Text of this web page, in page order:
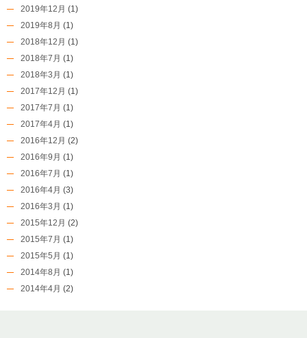
2019年12月 (1)
2019年8月 (1)
2018年12月 (1)
2018年7月 (1)
2018年3月 (1)
2017年12月 (1)
2017年7月 (1)
2017年4月 (1)
2016年12月 (2)
2016年9月 (1)
2016年7月 (1)
2016年4月 (3)
2016年3月 (1)
2015年12月 (2)
2015年7月 (1)
2015年5月 (1)
2014年8月 (1)
2014年4月 (2)